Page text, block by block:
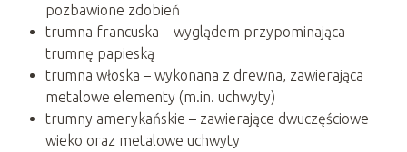
pozbawione zdobień
trumna francuska – wyglądem przypominająca
trumnę papieską
trumna włoska – wykonana z drewna, zawierająca
metalowe elementy (m.in. uchwyty)
trumny amerykańskie – zawierające dwuczęściowe
wieko oraz metalowe uchwyty